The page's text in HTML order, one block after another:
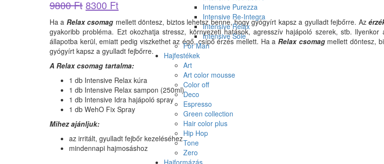
Intensive Purezza
Intensive Re-Integra
Intensive Relax
Intensive Sole
For Man
Hajfestékek
Art
Art color mousse
Color off
Deco
Espresso
Green collection
Hair color plus
Hip Hop
Tone
Zero
Hajformázás
9800Ft 8300 Ft
Ha a Relax csomag mellett döntesz, biztos lehetsz benne, hogy gyógyírt kapsz a gyulladt fejbőrre. Az
gyakoribb probléma. Ezt okozhatja stressz, környezeti hatások, agresszív hajápoló szerek, stb. Ilyenkor
állapotba kerül, emiatt pedig viszkethet az égő, csípő érzés mellett. Ha a Relax csomagmellett döntesz,
gyógyírt kapsz a gyulladt fejbőrre.
A Relax csomag tartalma:
1 db Intensive Relax kúra
1 db Intensive Relax sampon (250ml)
1 db Intensive Idra hajápoló spray
1 db WehO Fix Spray
Mihez ajánljuk:
az irritált, gyulladt fejbőr kezeléséhez
mindennapi hajmosáshoz